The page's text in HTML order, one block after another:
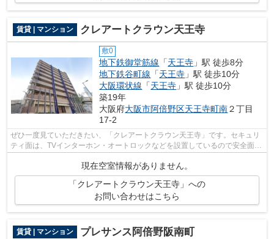
賃貸 | マンション クレアートクラウン天王寺
敷0
地下鉄御堂筋線 「天王寺 」駅 徒歩8分
地下鉄谷町線 「天王寺 」駅 徒歩10分
大阪環状線 「天王寺 」駅 徒歩10分
築19年
大阪府大阪市阿倍野区天王寺町南２丁目
17-2
ぜひ一度見ていただきたい、「クレアートクラウン天王寺」です。セキュリ
ティ面は、TVインターホン・オートロックなどを設置しているので安全面で
現在空室情報がありません。
「クレアートクラウン天王寺」への
お問い合わせはこちら
賃貸 | マンション プレサンス阿倍野阪南町